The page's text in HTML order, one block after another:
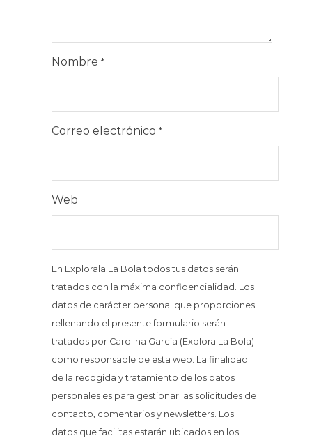
Nombre *
Correo electrónico *
Web
En Explorala La Bola todos tus datos serán
tratados con la máxima confidencialidad. Los
datos de carácter personal que proporciones
rellenando el presente formulario serán
tratados por Carolina García (Explora La Bola)
como responsable de esta web. La finalidad
de la recogida y tratamiento de los datos
personales es para gestionar las solicitudes de
contacto, comentarios y newsletters. Los
datos que facilitas estarán ubicados en los